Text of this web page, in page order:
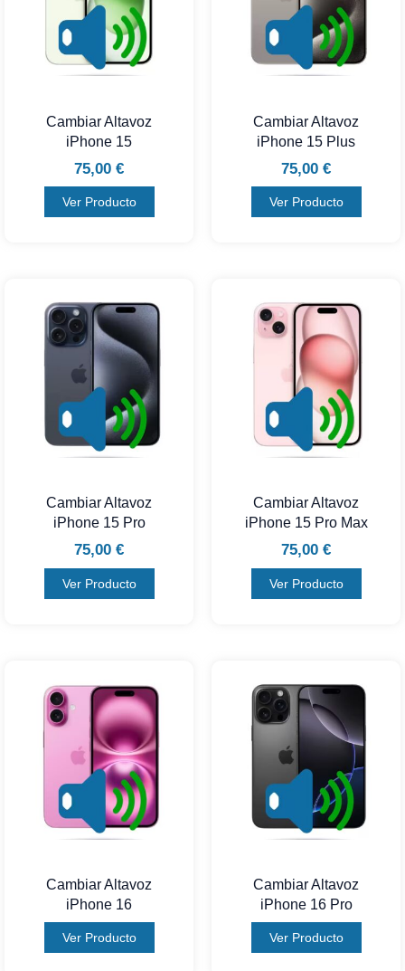
Cambiar Altavoz
iPhone 15
75,00 €
Ver Producto
Cambiar Altavoz
iPhone 15 Plus
75,00 €
Ver Producto
Cambiar Altavoz
iPhone 15 Pro
75,00 €
Ver Producto
Cambiar Altavoz
iPhone 15 Pro Max
75,00 €
Ver Producto
Cambiar Altavoz
iPhone 16
Ver Producto
Cambiar Altavoz
iPhone 16 Pro
Ver Producto